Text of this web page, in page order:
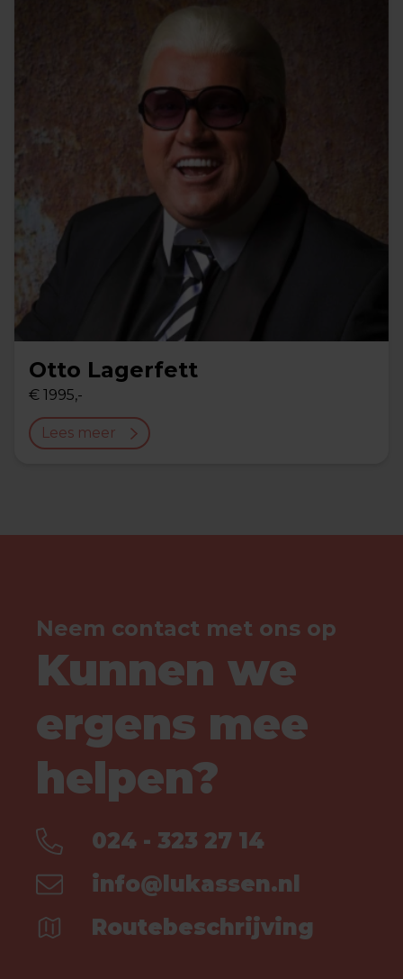
Otto Lagerfett
€ 1995,-
Lees meer
Neem contact met ons op
Kunnen we
ergens mee
helpen?
024 - 323 27 14
info@lukassen.nl
Routebeschrijving